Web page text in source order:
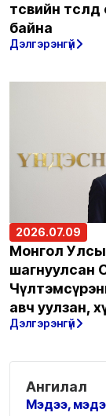
төсвийн
байна
Дэлгэрэнгүй
2026.07.09
Монгол
шагнуулсан
авч уулзан,
Дэлгэрэнгүй
Ангилал
Мэдээ,